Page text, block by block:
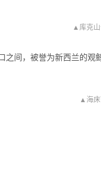
▲库克
之间，被誉为新西兰的
▲海床